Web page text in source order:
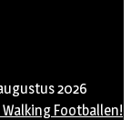
2026
Footballen!